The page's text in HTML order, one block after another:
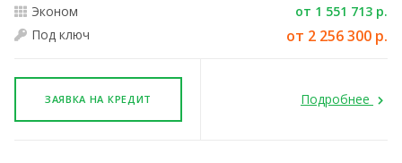
Эконом
от 1 551 713 р.
Под ключ
от 2 256 300 р.
ЗАЯВКА НА КРЕДИТ Подробнее